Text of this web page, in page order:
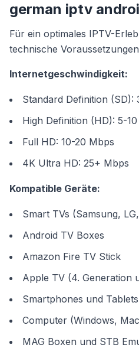
german iptv
Für ein optimales IPTV-
technische
Internetgeschwindigkeit:
Standard Definition (SD):
High Definition (HD): 5-
Full HD: 10-20 Mbps
4K Ultra HD: 25+ Mbps
Kompatible Geräte:
Smart TVs (Samsung,
Android TV Boxes
Amazon Fire TV Stick
Apple TV (4. Generation
Smartphones und
Computer (Windows,
MAG Boxen und STB